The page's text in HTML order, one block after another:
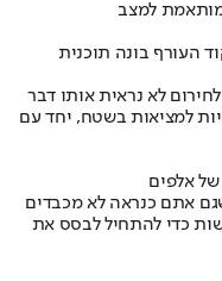
מותאמת למצב
העורף בונה תוכנית
לא נראית אותו דבר
למציאות בשטח, יחד עם
אתם כנראה לא מכבדים
לעשות כדי להתחיל לבסס את